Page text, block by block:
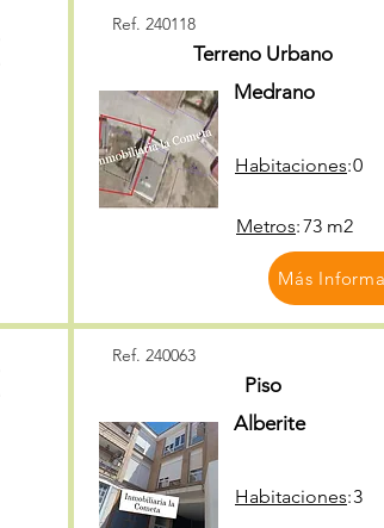
Ref. 240118
Terreno Urbano
Medrano
Habitaciones:0
Metros:73 m2
Más
Ref. 240063
Piso
Alberite
Habitaciones:3